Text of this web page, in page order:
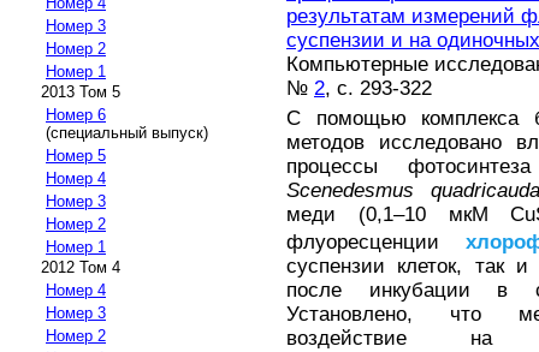
Номер 3
Номер 2
Номер 1
2013 Том 5
Номер 6
(специальный выпуск)
Номер 5
Номер 4
Номер 3
Номер 2
Номер 1
2012 Том 4
Номер 4
Номер 3
Номер 2
результатам измерений
суспензии и на
Компьютерные
№ 2, с. 293-322
С помощью комплекса
методов исследовано
процессы
Scenedesmus quadricauda
меди (0,1–10 мкМ
флуоресценции
суспензии клеток, так
после инкубации в
Установлено, что
воздействие на